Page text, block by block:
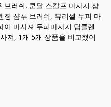
브러쉬, 쿤달 스칼프 마사지 샴
징 샴푸 브러쉬, 뷰리셀 두피 마
마사져 두피마사지 딥클렌
져, 1개 5개 상품을 비교했어